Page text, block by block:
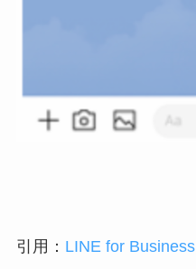
引用： LINE for Business